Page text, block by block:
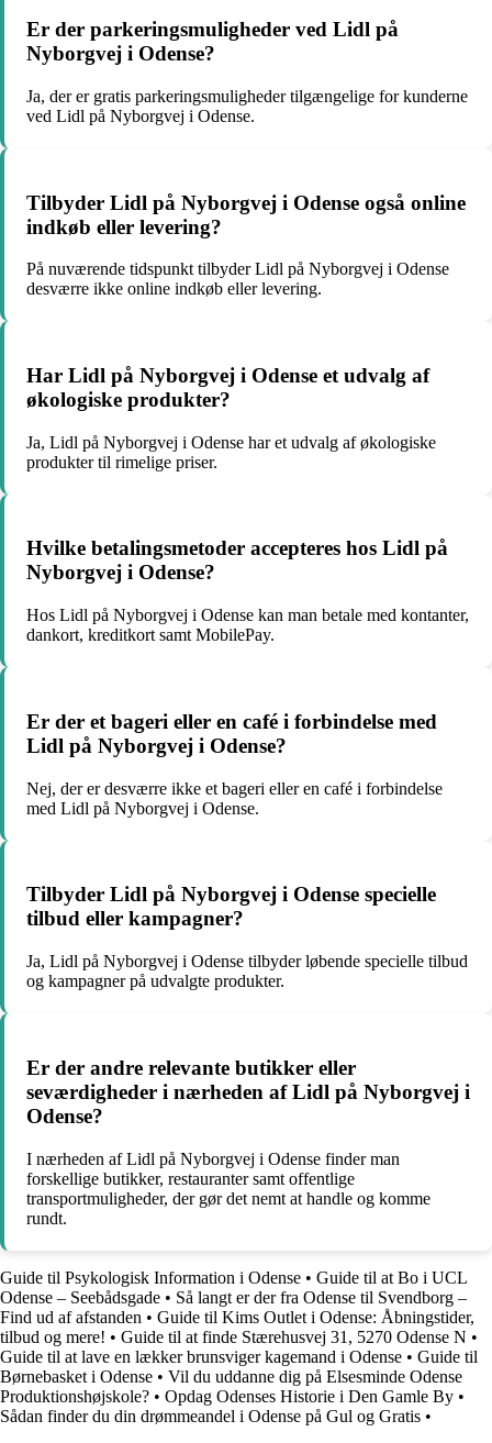
Er der parkeringsmuligheder ved Lidl på
Nyborgvej i Odense?
Ja, der er gratis parkeringsmuligheder tilgængelige for kunderne
ved Lidl på Nyborgvej i Odense.
Tilbyder Lidl på Nyborgvej i Odense også online
indkøb eller levering?
På nuværende tidspunkt tilbyder Lidl på Nyborgvej i Odense
desværre ikke online indkøb eller levering.
Har Lidl på Nyborgvej i Odense et udvalg af
økologiske produkter?
Ja, Lidl på Nyborgvej i Odense har et udvalg af økologiske
produkter til rimelige priser.
Hvilke betalingsmetoder accepteres hos Lidl på
Nyborgvej i Odense?
Hos Lidl på Nyborgvej i Odense kan man betale med kontanter,
dankort, kreditkort samt MobilePay.
Er der et bageri eller en café i forbindelse med
Lidl på Nyborgvej i Odense?
Nej, der er desværre ikke et bageri eller en café i forbindelse
med Lidl på Nyborgvej i Odense.
Tilbyder Lidl på Nyborgvej i Odense specielle
tilbud eller kampagner?
Ja, Lidl på Nyborgvej i Odense tilbyder løbende specielle tilbud
og kampagner på udvalgte produkter.
Er der andre relevante butikker eller
seværdigheder i nærheden af Lidl på Nyborgvej i
Odense?
I nærheden af Lidl på Nyborgvej i Odense finder man
forskellige butikker, restauranter samt offentlige
transportmuligheder, der gør det nemt at handle og komme
rundt.
Guide til Psykologisk Information i Odense • Guide til at Bo i UCL
Odense – Seebådsgade • Så langt er der fra Odense til Svendborg –
Find ud af afstanden • Guide til Kims Outlet i Odense: Åbningstider,
tilbud og mere! • Guide til at finde Stærehusvej 31, 5270 Odense N •
Guide til at lave en lækker brunsviger kagemand i Odense • Guide til
Børnebasket i Odense • Vil du uddanne dig på Elsesminde Odense
Produktionshøjskole? • Opdag Odenses Historie i Den Gamle By •
Sådan finder du din drømmeandel i Odense på Gul og Gratis •